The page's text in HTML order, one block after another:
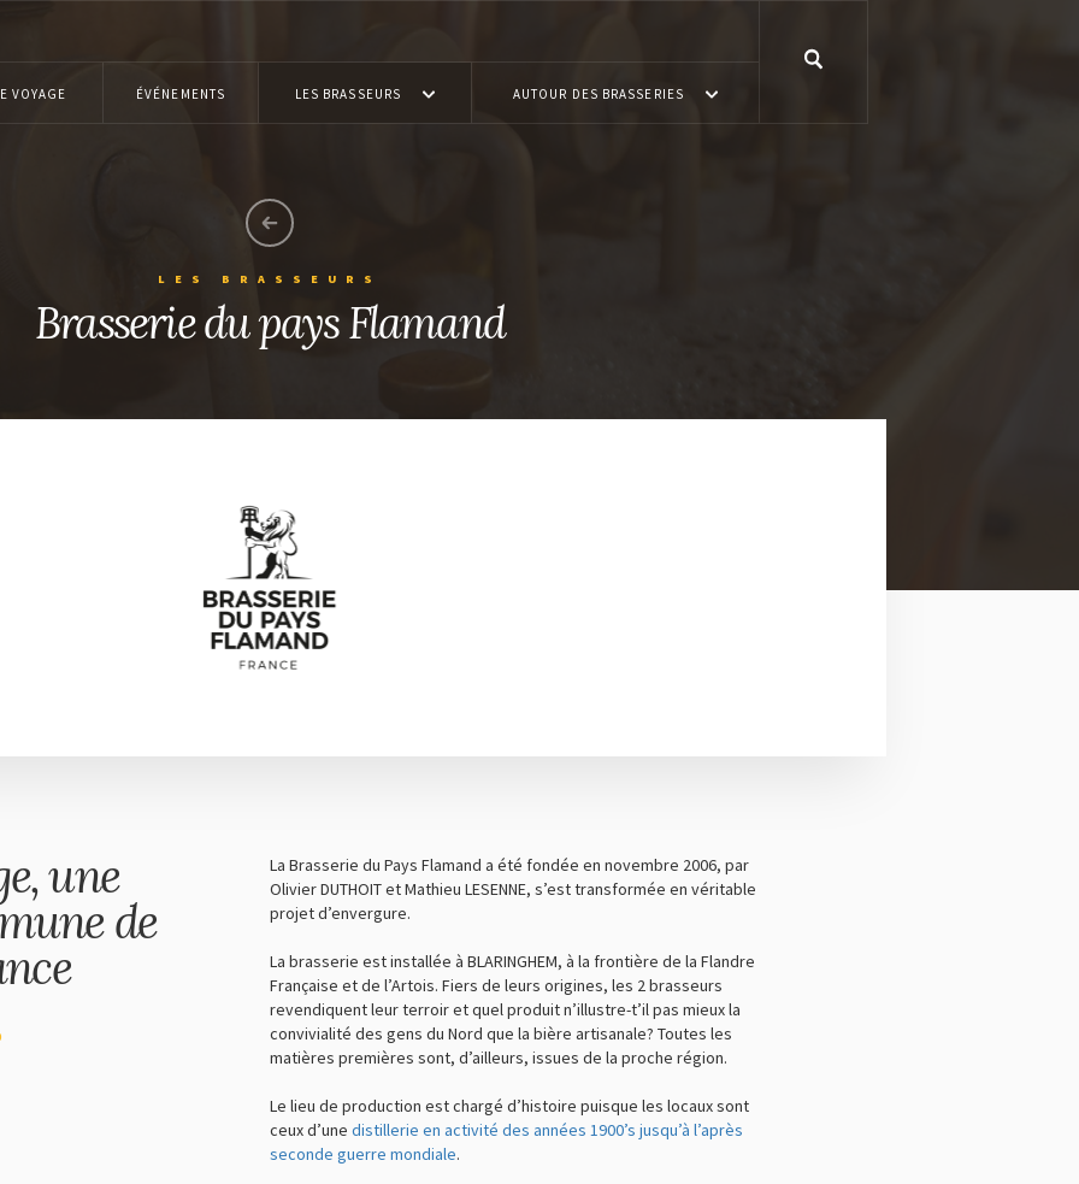
VOYAGE ÉVÉNEMENTS LES BRASSEURS AUTOUR DES BRASSERIES
LES BRASSEURS
Brasserie du pays Flamand
une
de
La Brasserie du Pays Flamand a été fondée en novembre 2006, par
Olivier DUTHOIT et Mathieu LESENNE, s’est transformée en véritable
projet d’envergure.
La brasserie est installée à BLARINGHEM, à la frontière de la Flandre
Française et de l’Artois. Fiers de leurs origines, les 2 brasseurs
revendiquent leur terroir et quel produit n’illustre-t’il pas mieux la
convivialité des gens du Nord que la bière artisanale? Toutes les
matières premières sont, d’ailleurs, issues de la proche région.
Le lieu de production est chargé d’histoire puisque les locaux sont
ceux d’une distillerie en activité des années 1900’s jusqu’à l’après
seconde guerre mondiale.